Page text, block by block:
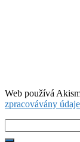
Web používá
zpracovávány
for: